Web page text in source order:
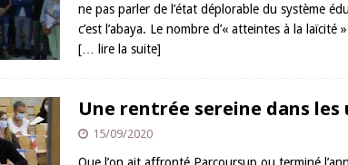
ne pas parler de l’état déplorable du système
c’est l’abaya. Le nombre d’« atteintes à la laïcité
[… lire la suite]
Une rentrée sereine dans les
15/09/2020